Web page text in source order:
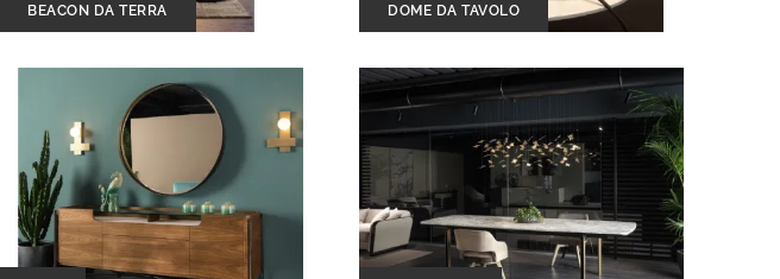
BEACON DA TERRA DOME DA TAVOLO